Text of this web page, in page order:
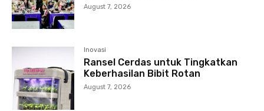
August 7, 2026
Inovasi
Ransel Cerdas untuk Tingkatkan
Keberhasilan Bibit Rotan
August 7, 2026